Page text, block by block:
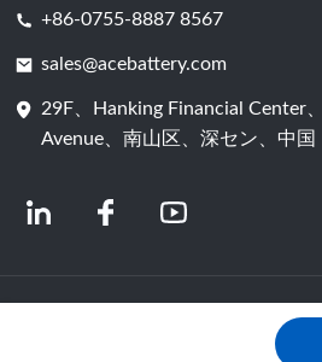
バッテリーセル
+86-0755-8887 8567
sales@acebattery.com
29F、Hanking Financial Center
Avenue、南山区、深セン、中国
© 2024 中国リチウムイオン電池メーカー | リ
プライバシーポリシ